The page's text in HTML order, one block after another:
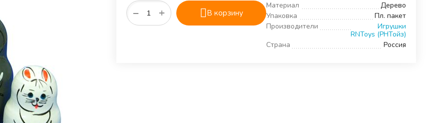
+
− В корзину
Материал
Дерево
Упаковка
Пл. пакет
Производители
Игрушки
RNToys (РНТойз)
Страна
Россия